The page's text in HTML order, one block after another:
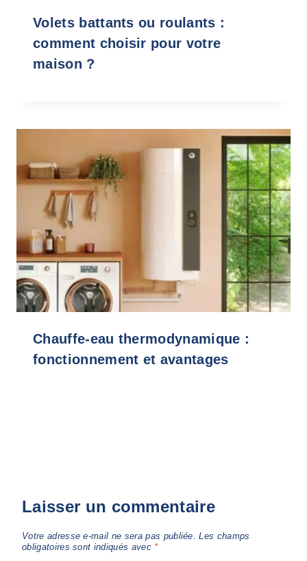
Volets battants ou roulants :
comment choisir pour votre
maison ?
Chauffe-eau thermodynamique :
fonctionnement et avantages
Laisser un commentaire
Votre adresse e-mail ne sera pas publiée. Les champs
obligatoires sont indiqués avec *